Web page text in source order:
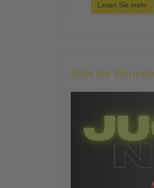
Lesen Sie mehr
Ende der Vorrunde